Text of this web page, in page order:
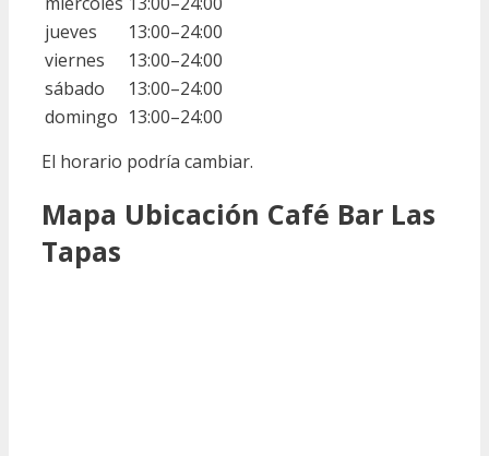
jueves
13:00–24:00
viernes
13:00–24:00
sábado
13:00–24:00
domingo 13:00–24:00
El horario podría cambiar.
Mapa Ubicación Café Bar Las
Tapas